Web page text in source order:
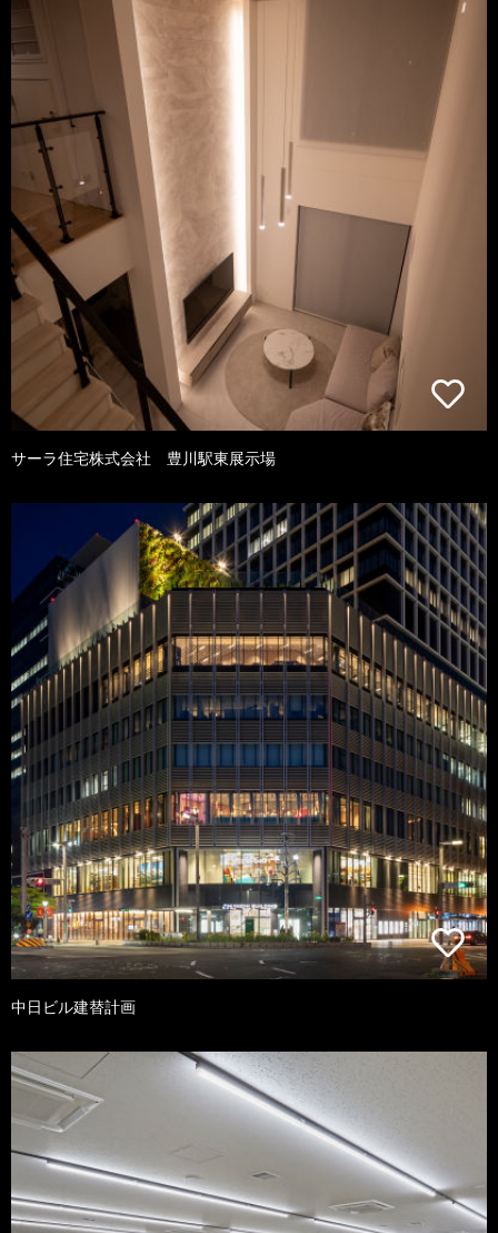
サーラ住宅株式会社 豊川駅東展示場
中日ビル建替計画